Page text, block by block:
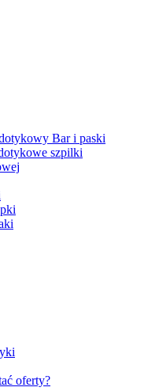
Bar i paski
szpilki
oferty?